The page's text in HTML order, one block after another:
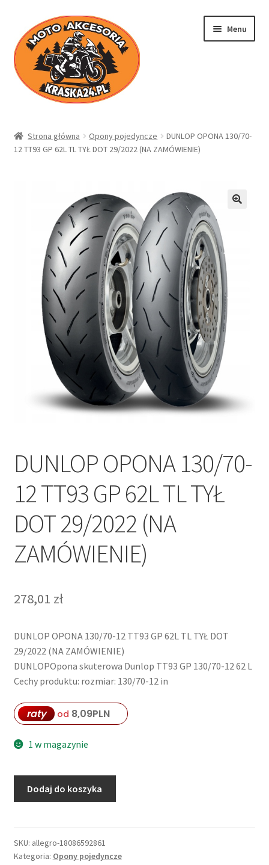
Przejdź
do
nawigacji
Przejdź
do
treści
Menu
Sklep
Moje konto
Regulamin
Polityka prywatności
Kontakt
Strona główna Opony pojedyncze
DUNLOP OPONA 130/70-
12 TT93 GP 62L TL TYŁ DOT 29/2022 (NA ZAMÓWIENIE)
DUNLOP OPONA 130/70-
12 TT93 GP 62L TL TYŁ
DOT 29/2022 (NA
ZAMÓWIENIE)
278,01 zł
DUNLOP OPONA 130/70-12 TT93 GP 62L TL TYŁ DOT
29/2022 (NA ZAMÓWIENIE)
DUNLOPOpona skuterowa Dunlop TT93 GP 130/70-12 62 L
Cechy produktu: rozmiar: 130/70-12 in
raty od 8,09PLN
1 w magazynie
12
TT93
Dodaj do koszyka
SKU: allegro-18086592861
Kategoria: Opony pojedyncze